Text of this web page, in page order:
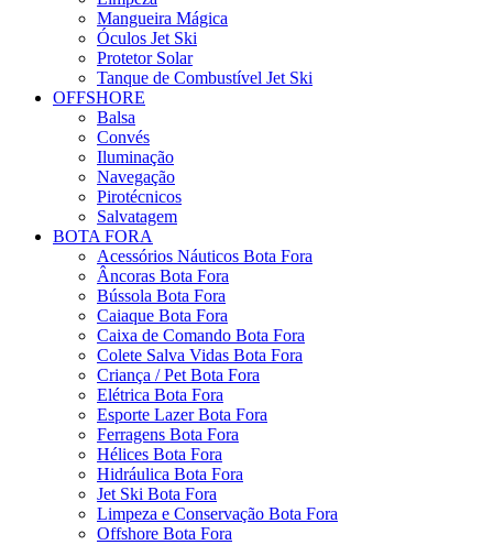
Mangueira Mágica
Óculos Jet Ski
Protetor Solar
Tanque de Combustível Jet Ski
OFFSHORE
Balsa
Convés
Iluminação
Navegação
Pirotécnicos
Salvatagem
BOTA FORA
Acessórios Náuticos Bota Fora
Âncoras Bota Fora
Bússola Bota Fora
Caiaque Bota Fora
Caixa de Comando Bota Fora
Colete Salva Vidas Bota Fora
Criança / Pet Bota Fora
Elétrica Bota Fora
Esporte Lazer Bota Fora
Ferragens Bota Fora
Hélices Bota Fora
Hidráulica Bota Fora
Jet Ski Bota Fora
Limpeza e Conservação Bota Fora
Offshore Bota Fora